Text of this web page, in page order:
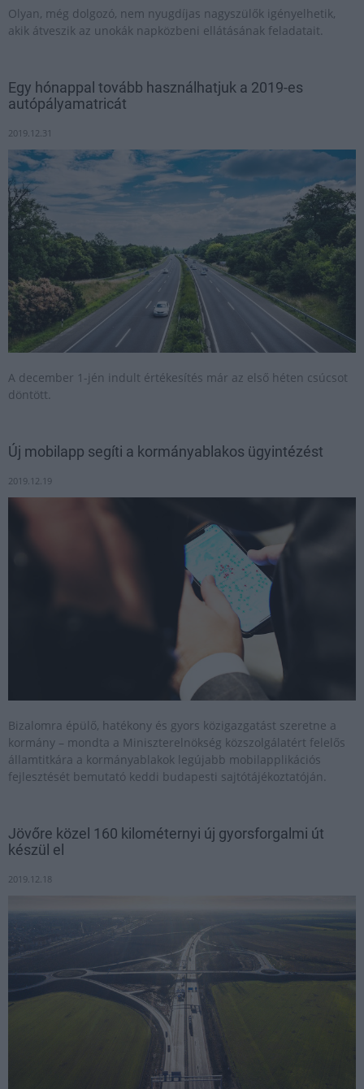
Olyan, még dolgozó, nem nyugdíjas nagyszülők igényelhetik,
akik átveszik az unokák napközbeni ellátásának feladatait.
Egy hónappal tovább használhatjuk a 2019-es
autópályamatricát
2019.12.31
A december 1-jén indult értékesítés már az első héten csúcsot
döntött.
Új mobilapp segíti a kormányablakos ügyintézést
2019.12.19
Bizalomra épülő, hatékony és gyors közigazgatást szeretne a
kormány – mondta a Miniszterelnökség közszolgálatért felelős
államtitkára a kormányablakok legújabb mobilapplikációs
fejlesztését bemutató keddi budapesti sajtótájékoztatóján.
Jövőre közel 160 kilométernyi új gyorsforgalmi út
készül el
2019.12.18